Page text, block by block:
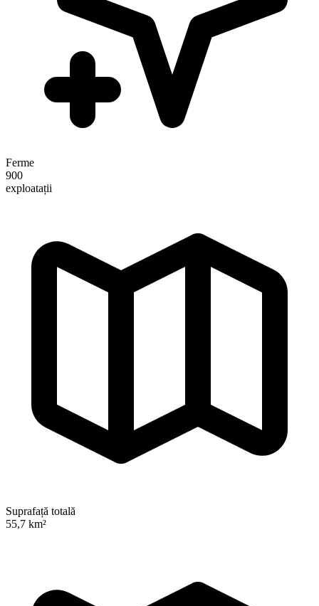
Ferme
900
exploatații
Suprafață totală
55,7 km²